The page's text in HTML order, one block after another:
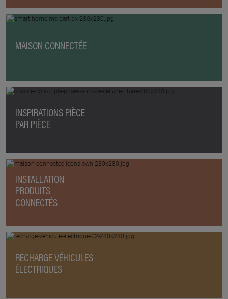
MAISON CONNECTÉE
INSPIRATIONS PIÈCE
PAR PIÈCE
INSTALLATION
PRODUITS
CONNECTÉS
RECHARGE VÉHICULES
ÉLECTRIQUES